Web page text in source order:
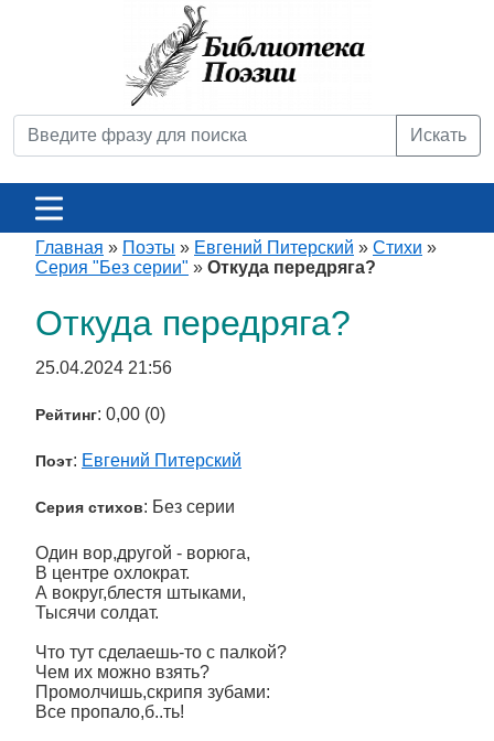
Искать
Главная » Поэты » Евгений Питерский » Стихи »
Серия "Без серии" » Откуда передряга?
Откуда передряга?
25.04.2024 21:56
Рейтинг: 0,00 (0)
Поэт: Евгений Питерский
Серия стихов: Без серии
Один вор,другой - ворюга,
В центре охлократ.
А вокруг,блестя штыками,
Тысячи солдат.
Что тут сделаешь-то с палкой?
Чем их можно взять?
Промолчишь,скрипя зубами:
Все пропало,б..ть!